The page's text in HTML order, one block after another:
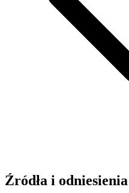
Źródła i odniesienia